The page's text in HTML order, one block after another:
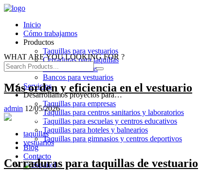
Inicio
Cómo trabajamos
Productos
Taquillas para vestuarios
Cerraduras para taquillas
Cabinas sanitarias
Bancos para vestuarios
Servicios
Desarrollamos proyectos para…
Taquillas para empresas
Taquillas para centros sanitarios y laboratorios
Taquillas para escuelas y centros educativos
Taquillas para hoteles y balnearios
Taquillas para gimnasios y centros deportivos
Blog
Contacto
WHAT ARE YOU LOOKING FOR ?
Más orden y eficiencia en el vestuario
admin 12/05/2026
taquillas
vestuarios
Cerraduras para taquillas de vestuario